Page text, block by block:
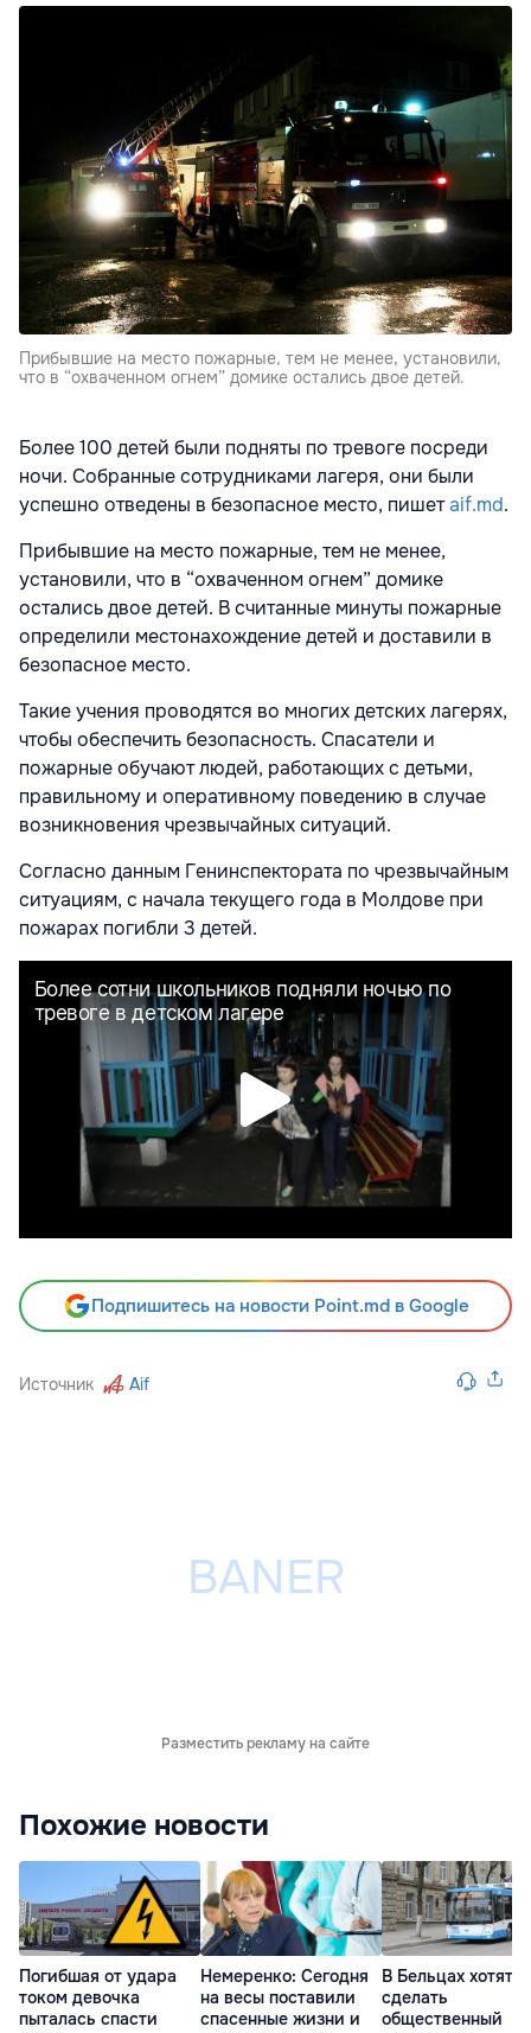
Прибывшие на место пожарные, тем не менее, установили,
что в “охваченном огнем” домике остались двое детей.
Более 100 детей были подняты по тревоге посреди
ночи. Собранные сотрудниками лагеря, они были
успешно отведены в безопасное место, пишетaif.md.
Прибывшие на место пожарные, тем не менее,
установили, что в “охваченном огнем” домике
остались двое детей. В считанные минуты пожарные
определили местонахождение детей и доставили в
безопасное место.
Такие учения проводятся во многих детских лагерях,
чтобы обеспечить безопасность. Спасатели и
пожарные обучают людей, работающих с детьми,
правильному и оперативному поведению в случае
возникновения чрезвычайных ситуаций.
Согласно данным Генинспектората по чрезвычайным
ситуациям, с начала текущего года в Молдове при
пожарах погибли 3 детей.
Подпишитесь на новости Point.md в Google
Источник Aif
Разместить рекламу на сайте
Похожие новости
Погибшая от удара
током девочка
пыталась спасти
Немеренко: Сегодня
на весы поставили
спасенные жизни и
В Бельцах хотят
сделать
общественный